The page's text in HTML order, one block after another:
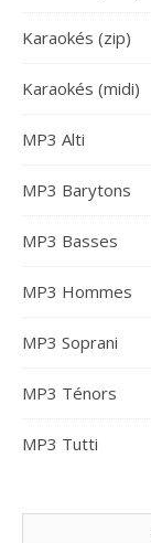
Karaokés (zip)
Karaokés (midi)
MP3 Alti
MP3 Barytons
MP3 Basses
MP3 Hommes
MP3 Soprani
MP3 Ténors
MP3 Tutti